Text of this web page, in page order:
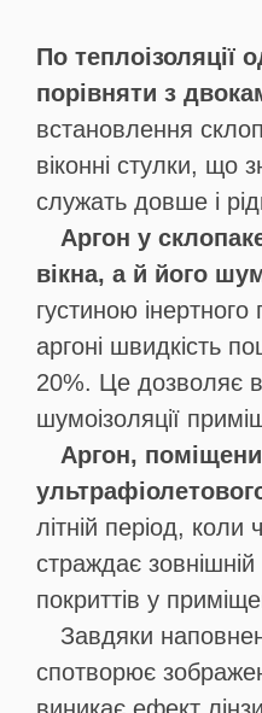
По теплоізоляції
порівняти з
встановлення
віконні стулки, що
служать довше і
Аргон у
вікна, а й його
густиною
аргоні швидкість
20%. Це дозволяє
шумоізоляції
Аргон,
літній період,
страждає
покриттів у
Завдяки
спотворює